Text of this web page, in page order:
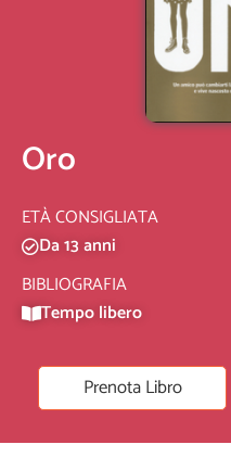
Oro
ETÀ CONSIGLIATA
Da 13 anni
BIBLIOGRAFIA
Tempo libero
Prenota Libro